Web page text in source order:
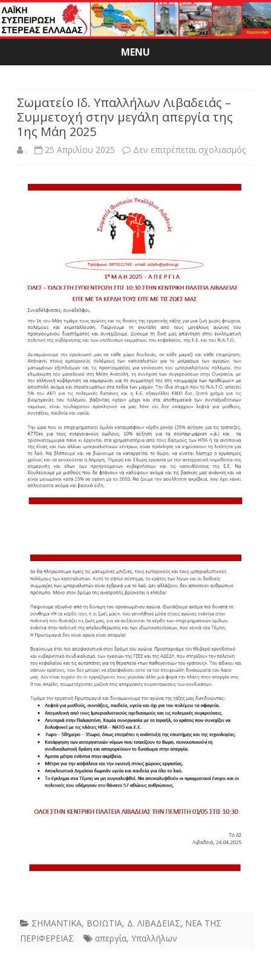
MENU
Skip
Σωματείο Ιδ. Υπαλλήλων Λιβαδειάς –
Συμμετοχή στην μεγάλη απεργία της
1ης Μάη 2025
. 25 Απριλίου 2025 Δεν επιτρέπεται σχολιασμόςστο
ΣΗΜΑΝΤΙΚΑ, ΒΟΙΩΤΙΑ, Δ. ΛΙΒΑΔΕΙΑΣ, ΝΕΑ ΤΗΣ
ΠΕΡΙΦΕΡΕΙΑΣ
απεργία, Υπαλλήλων